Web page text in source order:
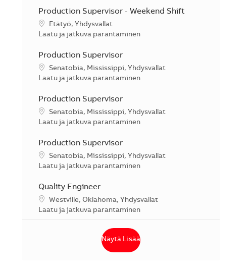
Production Supervisor - Weekend Shift
SijaintiEtätyö, Yhdysvallat
Kategoria
Laatu ja jatkuva parantaminen
Production Supervisor
SijaintiSenatobia, Mississippi, Yhdysvallat
Kategoria
Laatu ja jatkuva parantaminen
Production Supervisor
SijaintiSenatobia, Mississippi, Yhdysvallat
Kategoria
Laatu ja jatkuva parantaminen
Production Supervisor
SijaintiSenatobia, Mississippi, Yhdysvallat
Kategoria
Laatu ja jatkuva parantaminen
Quality Engineer
SijaintiWestville, Oklahoma, Yhdysvallat
Kategoria
Laatu ja jatkuva parantaminen
Näytä Lisää